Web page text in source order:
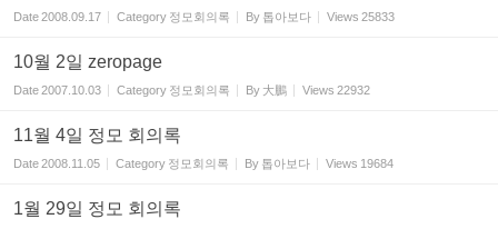
Date2008.09.17 Category 정모회의록 By 톱아보다 Views 25833
10월 2일 zeropage
Date2007.10.03 Category 정모회의록 By 大鵬 Views 22932
11월 4일 정모 회의록
Date2008.11.05 Category 정모회의록 By 톱아보다 Views 19684
1월 29일 정모 회의록